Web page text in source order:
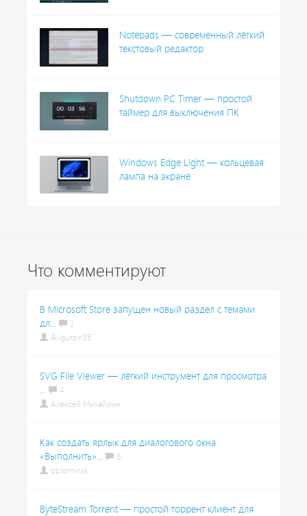
Notepads — современный лёгкий
текстовый редактор
Shutdown PC Timer — простой
таймер для выключения ПК
Windows Edge Light — кольцевая
лампа на экране
Что комментируют
В Microsoft Store запущен новый раздел с темами
дл...
1
Avgustin85
SVG File Viewer — лёгкий инструмент для просмотра
...
4
Алексей Михайлин
Как создать ярлык для диалогового окна
«Выполнить»...
6
oblominsk
ByteStream Torrent — простой торрент клиент для